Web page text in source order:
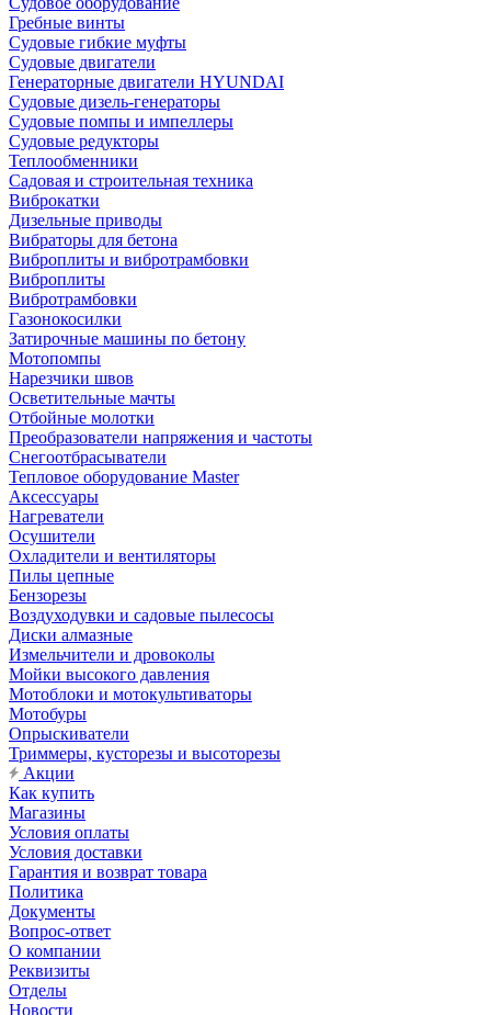
Гребные винты
Судовые гибкие муфты
Судовые двигатели
Генераторные двигатели HYUNDAI
Судовые дизель-генераторы
Судовые помпы и импеллеры
Судовые редукторы
Теплообменники
Садовая и строительная техника
Виброкатки
Дизельные приводы
Вибраторы для бетона
Виброплиты и вибротрамбовки
Виброплиты
Вибротрамбовки
Газонокосилки
Затирочные машины по бетону
Мотопомпы
Нарезчики швов
Осветительные мачты
Отбойные молотки
Преобразователи напряжения и частоты
Снегоотбрасыватели
Тепловое оборудование Master
Аксессуары
Нагреватели
Осушители
Охладители и вентиляторы
Пилы цепные
Бензорезы
Воздуходувки и садовые пылесосы
Диски алмазные
Измельчители и дровоколы
Мойки высокого давления
Мотоблоки и мотокультиваторы
Мотобуры
Опрыскиватели
Триммеры, кусторезы и высоторезы
Акции
Как купить
Магазины
Условия оплаты
Условия доставки
Гарантия и возврат товара
Политика
Документы
Вопрос-ответ
О компании
Реквизиты
Отделы
Новости